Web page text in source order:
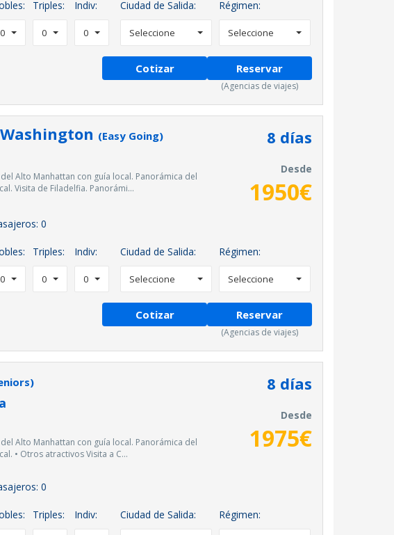
0
Triples:
0
Indiv:
0
Ciudad de Salida:
Seleccione
Régimen:
Seleccione
Cotizar Reservar
(Agencias de viajes)
(Easy Going)
Alto Manhattan con guía local. Panorámica del
Visita de Filadelfia. Panorámi...
8 días
Desde
1950€
0
0
Triples:
0
Indiv:
0
Ciudad de Salida:
Seleccione
Régimen:
Seleccione
Cotizar Reservar
(Agencias de viajes)
Alto Manhattan con guía local. Panorámica del
• Otros atractivos Visita a C...
8 días
Desde
1975€
0
Triples: Indiv: Ciudad de Salida: Régimen: